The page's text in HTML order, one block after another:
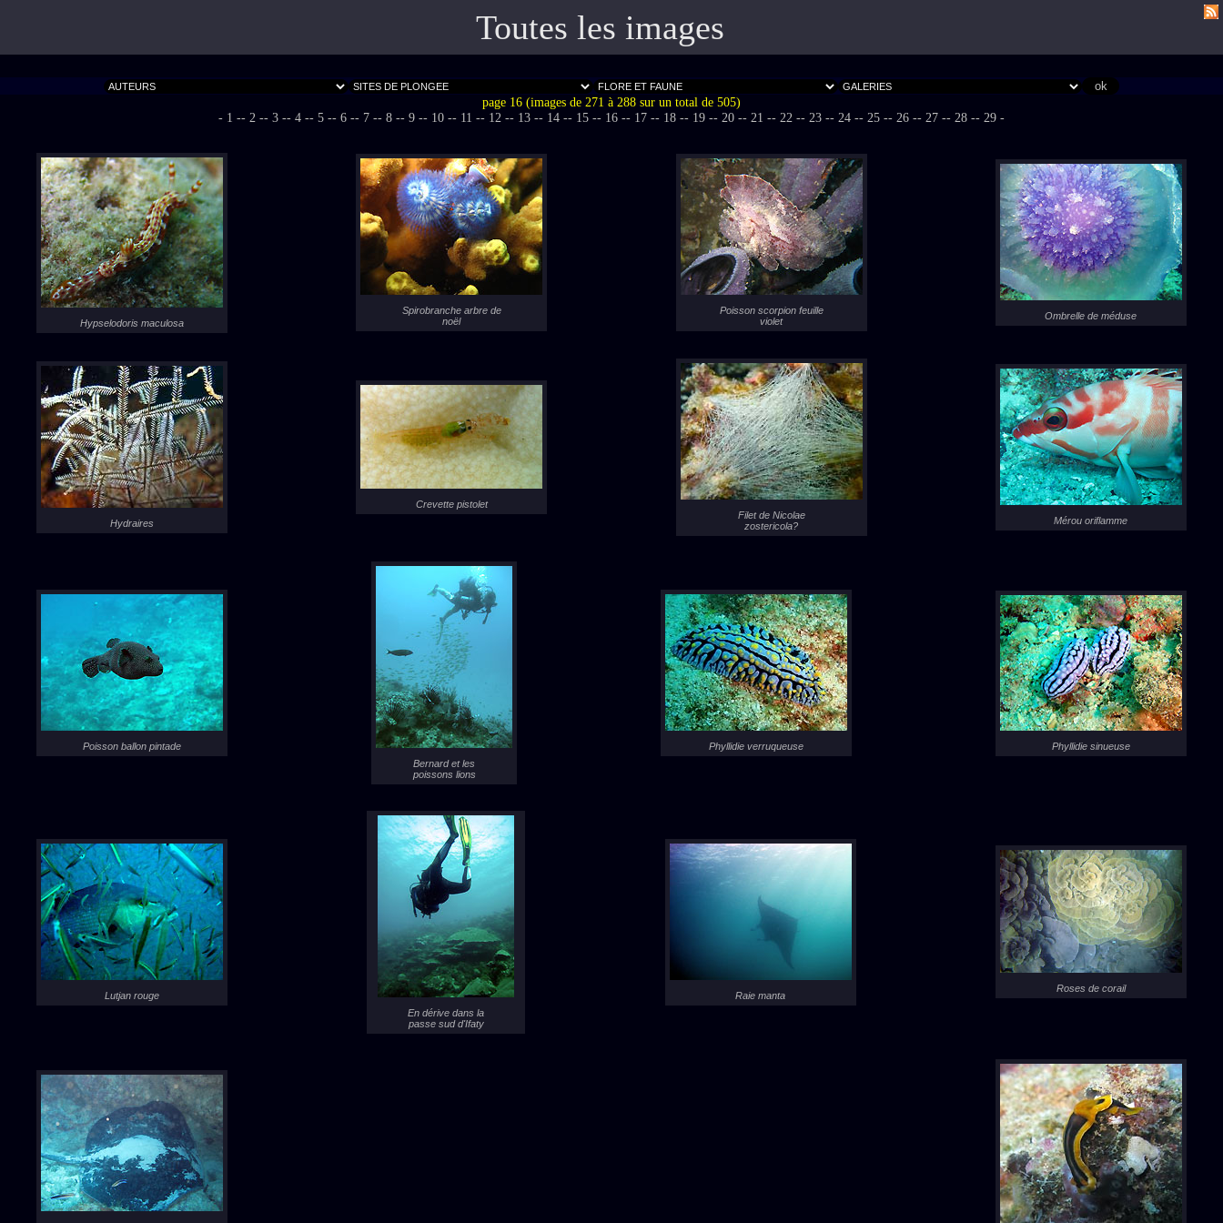
Toutes les images
page 16 (images de 271 à 288 sur un total de 505)
- 1 -- 2 -- 3 -- 4 -- 5 -- 6 -- 7 -- 8 -- 9 -- 10 -- 11 -- 12 -- 13 -- 14 -- 15 -- 16 -- 17 -- 18 -- 19 -- 20 -- 21 -- 22 -- 23 -- 24 -- 25 -- 26 -- 27 -- 28 -- 29 -
Hypselodoris maculosa
Spirobranche arbre de
noël
Poisson scorpion feuille
violet
Ombrelle de méduse
Hydraires
Crevette pistolet
Filet de Nicolae
zostericola?
Mérou oriflamme
Poisson ballon pintade
Bernard et les
poissons lions
Phyllidie verruqueuse Phyllidie sinueuse
Lutjan rouge
En dérive dans la
passe sud d'Ifaty
Raie manta
Roses de corail